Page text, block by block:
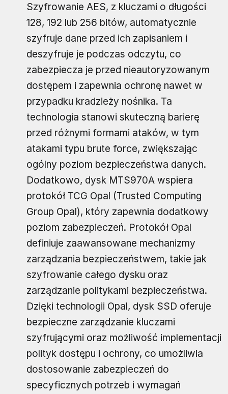
Szyfrowanie AES, z kluczami o długości
128, 192 lub 256 bitów, automatycznie
szyfruje dane przed ich zapisaniem i
deszyfruje je podczas odczytu, co
zabezpiecza je przed nieautoryzowanym
dostępem i zapewnia ochronę nawet w
przypadku kradzieży nośnika. Ta
technologia stanowi skuteczną barierę
przed różnymi formami ataków, w tym
atakami typu brute force, zwiększając
ogólny poziom bezpieczeństwa danych.
Dodatkowo, dysk MTS970A wspiera
protokół TCG Opal (Trusted Computing
Group Opal), który zapewnia dodatkowy
poziom zabezpieczeń. Protokół Opal
definiuje zaawansowane mechanizmy
zarządzania bezpieczeństwem, takie jak
szyfrowanie całego dysku oraz
zarządzanie politykami bezpieczeństwa.
Dzięki technologii Opal, dysk SSD oferuje
bezpieczne zarządzanie kluczami
szyfrującymi oraz możliwość implementacji
polityk dostępu i ochrony, co umożliwia
dostosowanie zabezpieczeń do
specyficznych potrzeb i wymagań